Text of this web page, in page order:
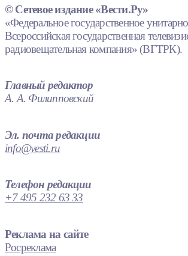
© Сетевое издание «Вести.Ру»
«Федеральное государственное
Всероссийская государственная
радиовещательная компания» (ВГТРК).
Главный редактор
А. А. Филипповский
Эл. почта редакции
info@vesti.ru
Телефон редакции
+7 495 232 63 33
Реклама на сайте
Росреклама